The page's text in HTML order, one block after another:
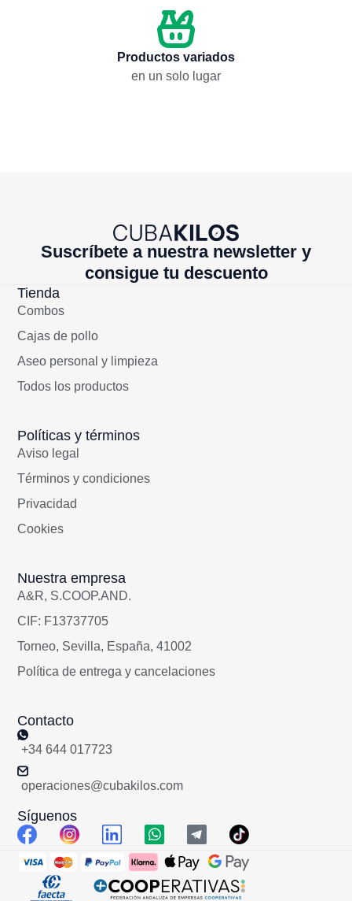
Productos variados
en un solo lugar
Suscríbete a nuestra newsletter y
consigue tu descuento
Tienda
Combos
Cajas de pollo
Aseo personal y limpieza
Todos los productos
Políticas y términos
Aviso legal
Términos y condiciones
Privacidad
Cookies
Nuestra empresa
A&R, S.COOP.AND.
CIF: F13737705
Torneo, Sevilla, España, 41002
Política de entrega y cancelaciones
Contacto
+34 644 017723
operaciones@cubakilos.com
Síguenos